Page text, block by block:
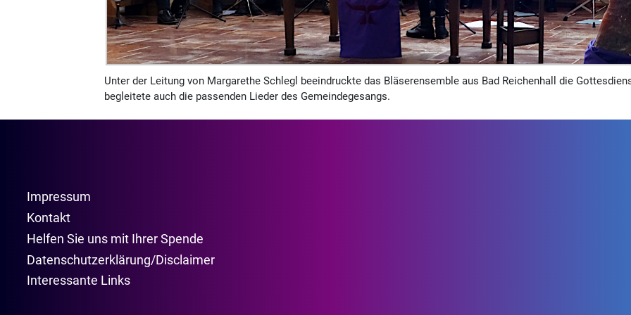
Unter der Leitung von Margarethe Schlegl beeindruckte das Bläser­ensemble aus Bad Reichen­hall die
begleitete auch die passenden Lieder des Gemeinde­gesangs.
Impressum
Kontakt
Helfen Sie uns mit Ihrer Spende
Datenschutzerklärung/Disclaimer
Interessante Links